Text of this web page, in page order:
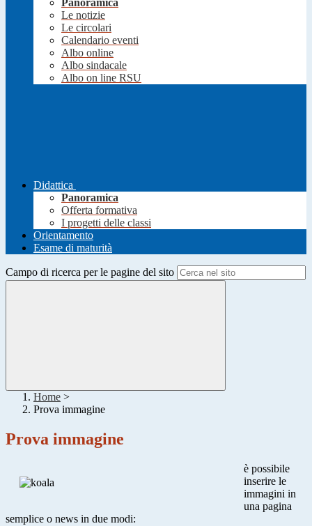
Panoramica
Le notizie
Le circolari
Calendario eventi
Albo online
Albo sindacale
Albo on line RSU
Didattica
Panoramica
Offerta formativa
I progetti delle classi
Orientamento
Esame di maturità
Campo di ricerca per le pagine del sito
Home >
Prova immagine
Prova immagine
è possibile
inserire le
immagini in
una pagina
semplice o news in due modi: